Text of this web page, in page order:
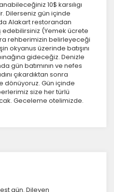
10$ karsılıgı
Dilerseniz gün içinde
Alakart restorandan
(Yemek ücrete
rehberimizin belirleyeceği
okyanus üzerinde batışını
gideceğiz. Denizle
gün batımının ve nefes
çıkardıktan sonra
dönüyoruz. Gün içinde
size her türlü
Geceleme otelimizde.
gün. Dileyen